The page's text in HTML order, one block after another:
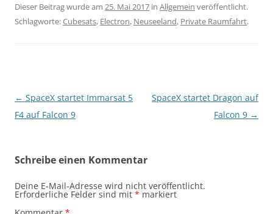
Dieser Beitrag wurde am 25. Mai 2017 in Allgemein veröffentlicht.
Schlagworte:Cubesats, Electron, Neuseeland, Private Raumfahrt.
Beitragsnavigation
← SpaceX startet Immarsat 5
F4 auf Falcon 9
SpaceX startet Dragon auf
Falcon 9 →
Schreibe einen Kommentar
Deine E-Mail-Adresse wird nicht veröffentlicht.
Erforderliche Felder sind mit * markiert